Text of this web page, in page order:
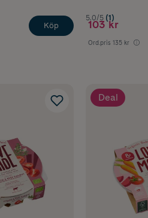
Köp
5.0/5 (1)
103 kr
Ord.pris 135 kr
Deal